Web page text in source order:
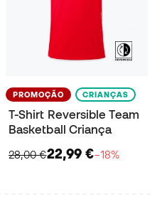
PROMOÇÃO CRIANÇAS
T-Shirt Reversible Team
Basketball Criança
28,00 €22,99 €−18%